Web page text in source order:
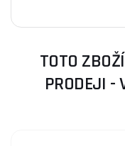
TOTO
PRODEJI -